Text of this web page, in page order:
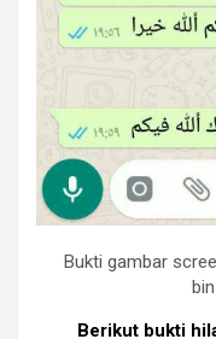
Bukti gambar
Berikut bukti